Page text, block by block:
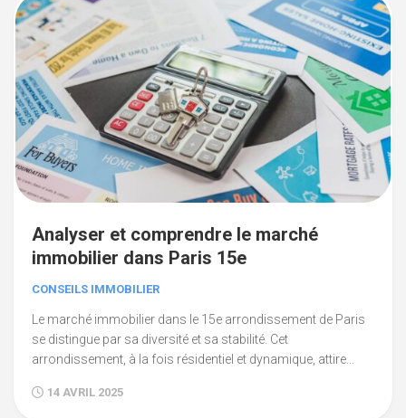
Analyser et comprendre le marché
immobilier dans Paris 15e
CONSEILS IMMOBILIER
Le marché immobilier dans le 15e arrondissement de Paris
se distingue par sa diversité et sa stabilité. Cet
arrondissement, à la fois résidentiel et dynamique, attire...
14 AVRIL 2025